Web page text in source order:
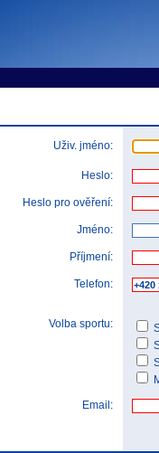
Uživ. jméno:
Heslo:
Heslo pro ověření:
Jméno:
Příjmení:
Telefon:
Volba sportu:
Email: